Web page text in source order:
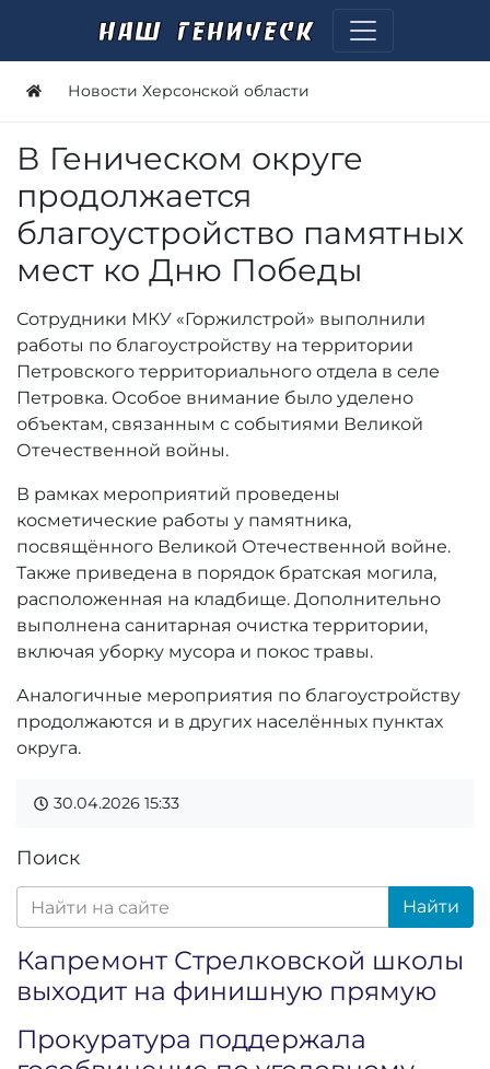
Новости Херсонской области
В Геническом округе
продолжается
благоустройство памятных
мест ко Дню Победы
Сотрудники МКУ «Горжилстрой» выполнили
работы по благоустройству на территории
Петровского территориального отдела в селе
Петровка. Особое внимание было уделено
объектам, связанным с событиями Великой
Отечественной войны.
В рамках мероприятий проведены
косметические работы у памятника,
посвящённого Великой Отечественной войне.
Также приведена в порядок братская могила,
расположенная на кладбище. Дополнительно
выполнена санитарная очистка территории,
включая уборку мусора и покос травы.
Аналогичные мероприятия по благоустройству
продолжаются и в других населённых пунктах
округа.
30.04.2026 15:33
Поиск
Найти
Капремонт Стрелковской школы
выходит на финишную прямую
Прокуратура поддержала